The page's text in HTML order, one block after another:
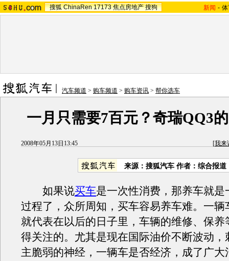
搜狐 ChinaRen 17173 焦点房地产 搜狗 新闻 -
汽车频道 > 购车频道 > 购车资讯 > 帮你选车
一月只需要7百元？奇瑞QQ3
2008年05月13日13:45 [我来
来源：搜狐汽车 作者：综合报道
如果说买车是一次性消费，那养车就是
过程了，众所周知，买车容易养车难。一辆
就代表在以后的日子里，车辆的维修、保养
得关注的。尤其是现在国际油价不断波动，
主脆弱的神经，一辆车是否经济，成了广大